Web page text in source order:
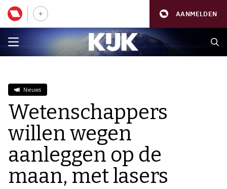
AANMELDEN
Nieuws
Wetenschappers
willen wegen
aanleggen op de
maan, met lasers